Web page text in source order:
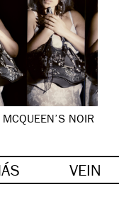
NOIR
VEIN